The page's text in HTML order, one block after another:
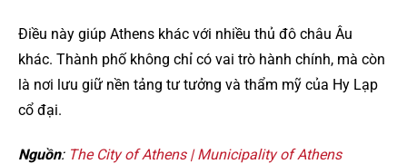
Điều này giúp Athens khác với nhiều thủ đô châu Âu
khác. Thành phố không chỉ có vai trò hành chính, mà còn
là nơi lưu giữ nền tảng tư tưởng và thẩm mỹ của Hy Lạp
cổ đại.
Nguồn: The City of Athens | Municipality of Athens